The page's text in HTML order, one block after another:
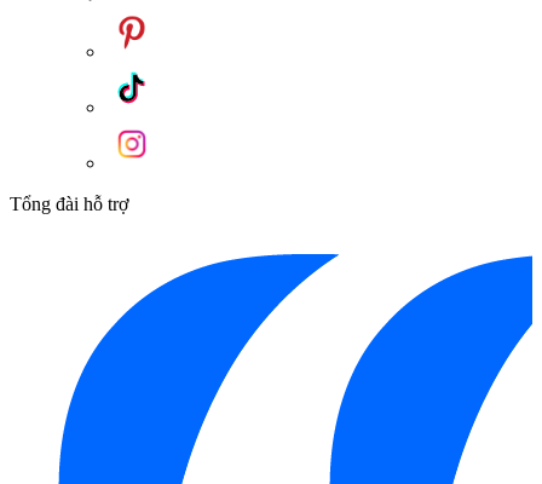
Tổng đài hỗ trợ